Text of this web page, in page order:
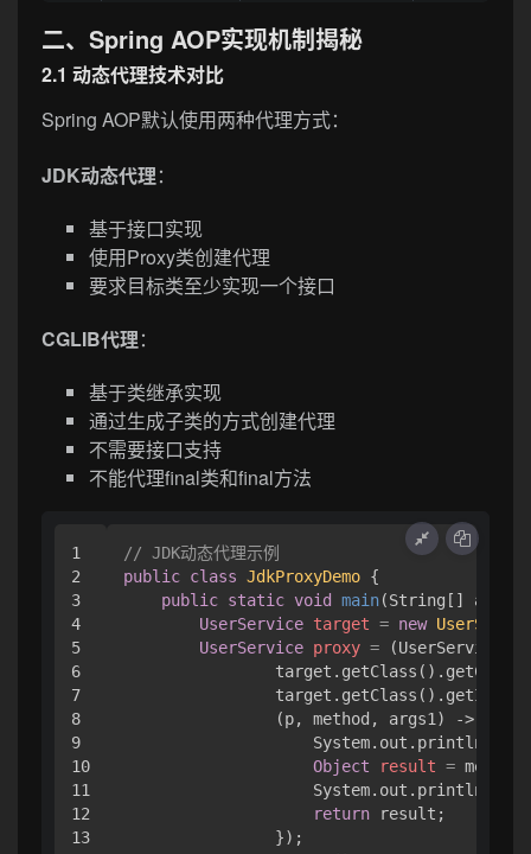
二、Spring AOP实现机制揭秘
2.1 动态代理技术对比
Spring AOP默认使用两种代理方式：
JDK动态代理：
基于接口实现
使用Proxy类创建代理
要求目标类至少实现一个接口
CGLIB代理：
基于类继承实现
通过生成子类的方式创建代理
不需要接口支持
不能代理final类和final方法
1
2
3
4
5
6
7
8
9
10
11
12
13
// JDK动态代理示例
public class JdkProxyDemo {
public static void main(String[] args)
UserService target = new
UserService proxy = (UserService)
                (p, method, args1) -> {
                    System.out.println(
Object
result =
                    System.out.println(
return result;
                });